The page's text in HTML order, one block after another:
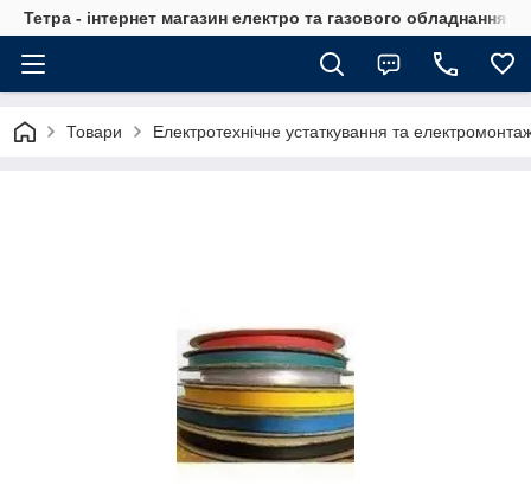
Тетра - інтернет магазин електро та газового обладнання,
Товари Електротехнічне устаткування та